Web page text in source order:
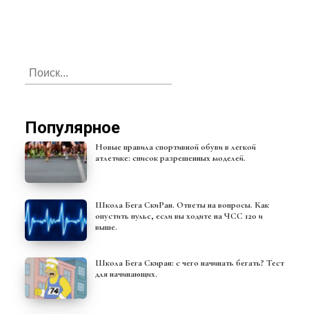
Популярное
Новые правила спортивной обуви в легкой
атлетике: список разрешенных моделей.
Школа Бега СкиРан. Ответы на вопросы. Как
опустить пульс, если вы ходите на ЧСС 120 и
выше.
Школа Бега Скиран: с чего начинать бегать? Тест
для начинающих.